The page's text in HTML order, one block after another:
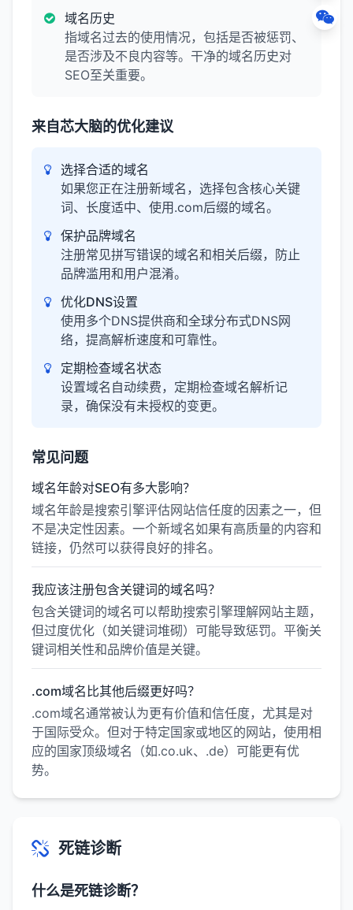
域名历史
指域名过去的使用情况，包括是否被惩罚、
是否涉及不良内容等。干净的域名历史对
SEO至关重要。
来自芯大脑的优化建议
选择合适的域名
如果您正在注册新域名，选择包含核心关键
词、长度适中、使用.com后缀的域名。
保护品牌域名
注册常见拼写错误的域名和相关后缀，防止
品牌滥用和用户混淆。
优化DNS设置
使用多个DNS提供商和全球分布式DNS网
络，提高解析速度和可靠性。
定期检查域名状态
设置域名自动续费，定期检查域名解析记
录，确保没有未授权的变更。
常见问题
域名年龄对SEO有多大影响？
域名年龄是搜索引擎评估网站信任度的因素之一，但
不是决定性因素。一个新域名如果有高质量的内容和
链接，仍然可以获得良好的排名。
我应该注册包含关键词的域名吗？
包含关键词的域名可以帮助搜索引擎理解网站主题，
但过度优化（如关键词堆砌）可能导致惩罚。平衡关
键词相关性和品牌价值是关键。
.com域名比其他后缀更好吗？
.com域名通常被认为更有价值和信任度，尤其是对
于国际受众。但对于特定国家或地区的网站，使用相
应的国家顶级域名（如.co.uk、.de）可能更有优
势。
死链诊断
什么是死链诊断？